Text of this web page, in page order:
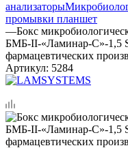
анализаторы
промывки планшет
—Бокс
БМБ-II-«Ламинар-С»-1,5
фармацевтических
Артикул: 5284